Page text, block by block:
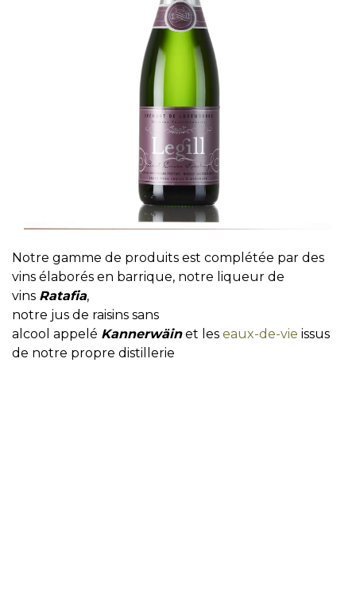
​​​​​​​Notre gamme de produits est complétée par des
vins élaborés en barrique, notre liqueur de
vins Ratafia,
notre jus de raisins sans
alcool appelé Kannerwäinet les eaux-de-vie issus
de notre propre distillerie